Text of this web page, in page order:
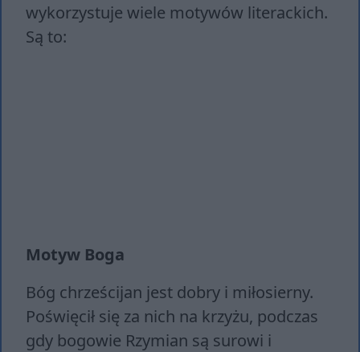
wykorzystuje wiele motywów literackich.
Są to:
Motyw Boga
Bóg chrześcijan jest dobry i miłosierny.
Poświęcił się za nich na krzyżu, podczas
gdy bogowie Rzymian są surowi i